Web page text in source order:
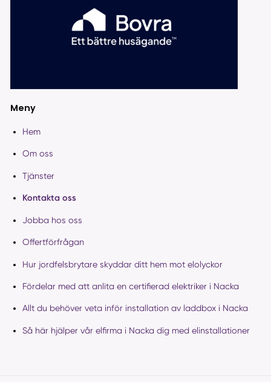
Meny
Hem
Om oss
Tjänster
Kontakta oss
Jobba hos oss
Offertförfrågan
Hur jordfelsbrytare skyddar ditt hem mot elolyckor
Fördelar med att anlita en certifierad elektriker i Nacka
Allt du behöver veta inför installation av laddbox i Nacka
Så här hjälper vår elfirma i Nacka dig med elinstallationer